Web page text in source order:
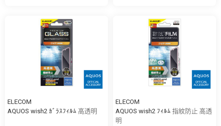
ELECOM
AQUOS wish2 ｶﾞﾗｽﾌｨﾙﾑ 高透明
ELECOM
AQUOS wish2 ﾌｨﾙﾑ 指紋防止 高透
明